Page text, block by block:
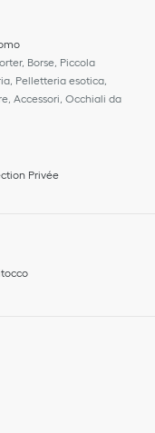
Borse, Piccola
Pelletteria esotica,
Accessori, Occhiali da
Privée